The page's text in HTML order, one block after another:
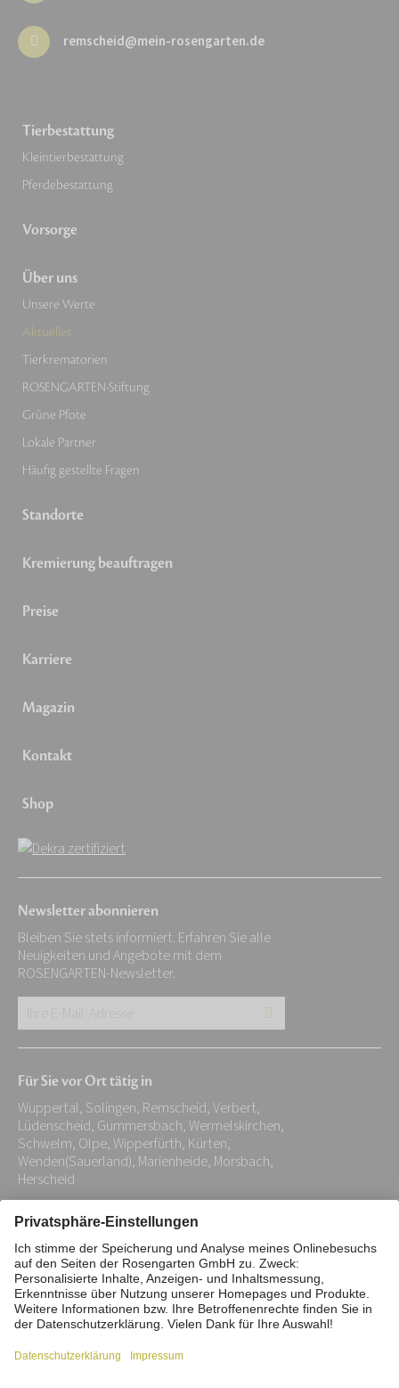
remscheid@mein-rosengarten.de
Tierbestattung
Kleintierbestattung
Pferdebestattung
Vorsorge
Über uns
Unsere Werte
Aktuelles
Tierkrematorien
ROSENGARTEN-Stiftung
Grüne Pfote
Lokale Partner
Häufig gestellte Fragen
Standorte
Kremierung beauftragen
Preise
Karriere
Magazin
Kontakt
Shop
Newsletter abonnieren
Bleiben Sie stets informiert. Erfahren Sie alle
Neuigkeiten und Angebote mit dem
ROSENGARTEN-Newsletter.
E-
Adresse:
*
Für Sie vor Ort tätig in
Wuppertal, Solingen, Remscheid, Verbert,
Lüdenscheid, Gummersbach, Wermelskirchen,
Schwelm, Olpe, Wipperfürth, Kürten,
Wenden(Sauerland), Marienheide, Morsbach,
Herscheid
Impressum Datenschutz
Stiftung
Interne Meldestelle
Zahlungsmittel
Barrierefreiheitserklärung
Vertrag widerrufen